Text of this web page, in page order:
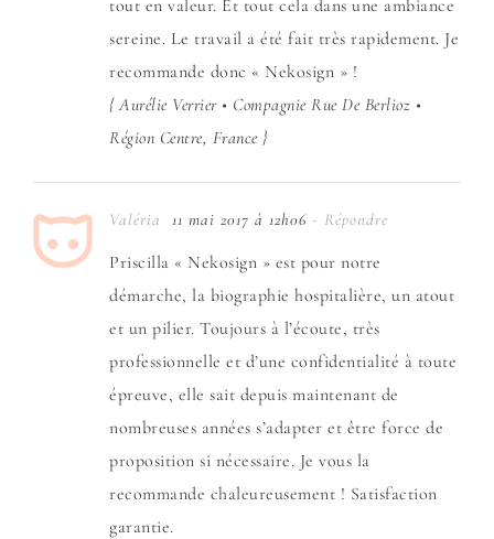
tout en valeur. Et tout cela dans une ambiance
sereine. Le travail a été fait très rapidement. Je
recommande donc « Nekosign » !
{ Aurélie Verrier • Compagnie Rue De Berlioz •
Région Centre, France }
Valéria 11 mai 2017 à 12h06 - Répondre
Priscilla « Nekosign » est pour notre
démarche, la biographie hospitalière, un atout
et un pilier. Toujours à l’écoute, très
professionnelle et d’une confidentialité à toute
épreuve, elle sait depuis maintenant de
nombreuses années s’adapter et être force de
proposition si nécessaire. Je vous la
recommande chaleureusement ! Satisfaction
garantie.